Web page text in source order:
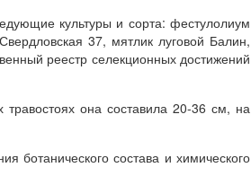
культуры и сорта: фестулолиум
37, мятлик луговой Балин,
реестр селекционных достижений
она составила 20-36 см, на
ботанического состава и химического